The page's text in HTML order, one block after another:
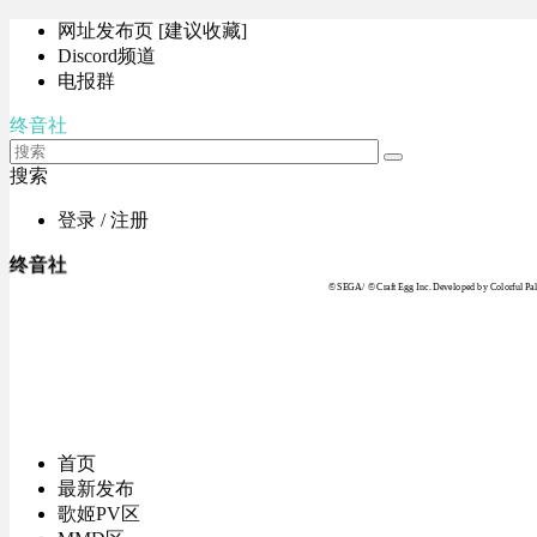
网址发布页 [建议收藏]
Discord频道
电报群
终音社
搜索
登录 / 注册
终音社
© SEGA / © Craft Egg Inc. Developed by Colorful
首页
最新发布
歌姬PV区